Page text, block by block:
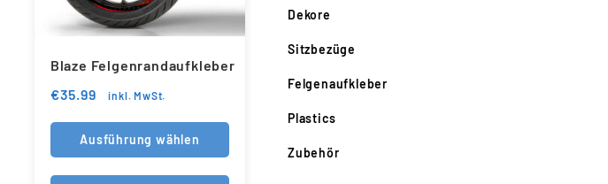
Blaze Felgenrandaufkleber
€35.99 inkl. MwSt.
Ausführung wählen
Dekore
Sitzbezüge
Felgenaufkleber
Plastics
Zubehör